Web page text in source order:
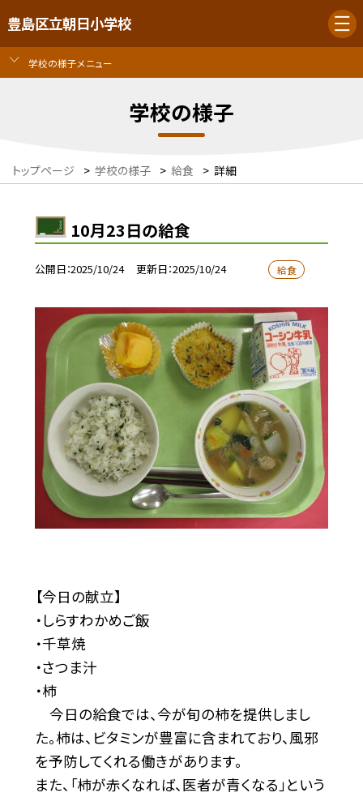
豊島区立朝日小学校
学校の様子メニュー
学校の様子
トップページ > 学校の様子 > 給食 > 詳細
10月23日の給食
公開日 2025/10/24 更新日 2025/10/24 給食
【今日の献立】
・しらすわかめご飯
・千草焼
・さつま汁
・柿
今日の給食では、今が旬の柿を提供しまし
た。柿は、ビタミンが豊富に含まれており、風邪
を予防してくれる働きがあります。
また、「柿が赤くなれば、医者が青くなる」という